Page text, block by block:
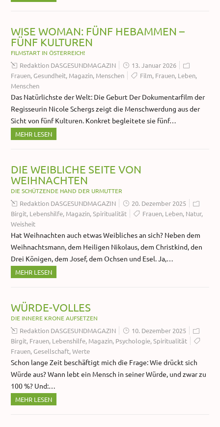
WISE WOMAN: FÜNF HEBAMMEN –
FÜNF KULTUREN
FILMSTART IN ÖSTERREICH!
Redaktion DASGESUNDMAGAZIN
13. Januar 2026
Frauen,Gesundheit, Magazin, Menschen Film, Frauen, Leben,
Menschen
Das Natürlichste der Welt: Die Geburt Der Dokumentarfilm der
Regisseurin Nicole Schergs zeigt die Menschwerdung aus der
Sicht von fünf Kulturen. Konkret begleitete sie fünf…
MEHR LESEN
DIE WEIBLICHE SEITE VON
WEIHNACHTEN
DIE SCHÜTZENDE HAND DER URMUTTER
Redaktion DASGESUNDMAGAZIN
20. Dezember 2025
Birgit, Lebenshilfe, Magazin,Spiritualität Frauen, Leben, Natur,
Weisheit
Hat Weihnachten auch etwas Weibliches an sich? Neben dem
Weihnachtsmann, dem Heiligen Nikolaus, dem Christkind, den
Drei Königen, dem Josef, dem Ochsen und Esel. Ja,…
MEHR LESEN
WÜRDE-VOLLES
DIE INNERE KRONE AUFSETZEN
Redaktion DASGESUNDMAGAZIN
10. Dezember 2025
Birgit, Frauen, Lebenshilfe, Magazin, Psychologie,Spiritualität
Frauen,Gesellschaft,Werte
​Schon lange Zeit beschäftigt mich die Frage: Wie drückt sich
Würde aus? Wann lebt ein Mensch in seiner Würde, und zwar zu
100 %? Und:…
MEHR LESEN